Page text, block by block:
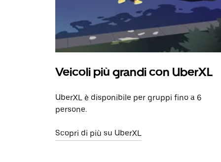
Veicoli più grandi con UberXL
UberXL è disponibile per gruppi fino a 6
persone.
Scopri di più su UberXL